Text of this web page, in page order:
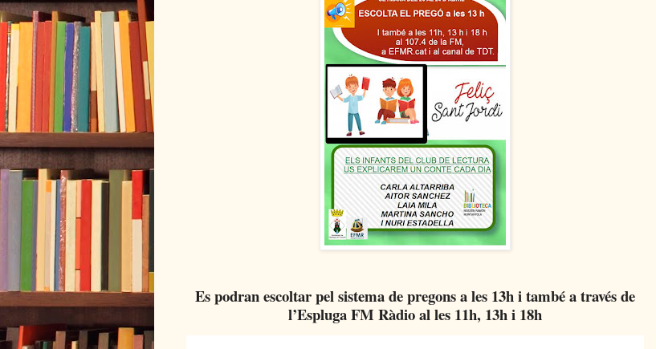
Es podran escoltar pel sistema de pregons a les 13h i també a través de
l’Espluga FM Ràdio al les 11h, 13h i 18h